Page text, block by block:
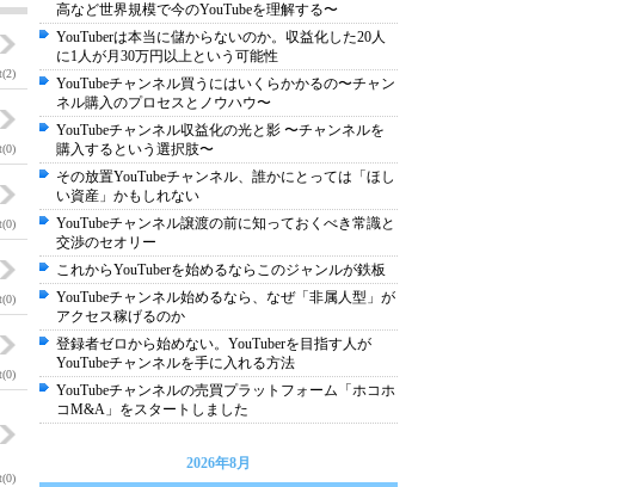
高など世界規模で今のYouTubeを理解する〜
YouTuberは本当に儲からないのか。収益化した20人
に1人が月30万円以上という可能性
YouTubeチャンネル買うにはいくらかかるの〜チャン
ネル購入のプロセスとノウハウ〜
YouTubeチャンネル収益化の光と影 〜チャンネルを
購入するという選択肢〜
その放置YouTubeチャンネル、誰かにとっては「ほし
い資産」かもしれない
YouTubeチャンネル譲渡の前に知っておくべき常識と
交渉のセオリー
これからYouTuberを始めるならこのジャンルが鉄板
YouTubeチャンネル始めるなら、なぜ「非属人型」が
アクセス稼げるのか
登録者ゼロから始めない。YouTuberを目指す人が
YouTubeチャンネルを手に入れる方法
YouTubeチャンネルの売買プラットフォーム「ホコホ
コM&A」をスタートしました
2026年8月